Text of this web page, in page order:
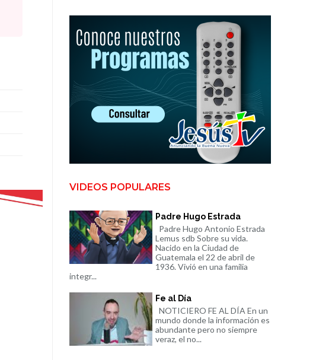
VIDEOS POPULARES
Padre Hugo Estrada
Padre Hugo Antonio Estrada
Lemus sdb Sobre su vida.
Nacido en la Ciudad de
Guatemala el 22 de abril de
1936. Vivió en una familia
integr...
Fe al Día
NOTICIERO FE AL DÍA En un
mundo donde la información es
abundante pero no siempre
veraz, el no...